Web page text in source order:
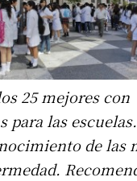
25 mejores con
para las
de las